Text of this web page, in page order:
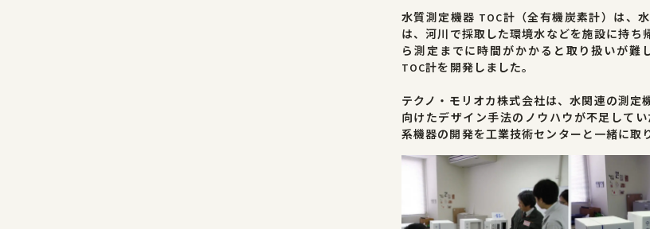
水質測定機器 TOC計（全有機炭素計）は、
は、河川で採取した環境水などを施設に持
ら測定までに時間がかかると取り扱いが
TOC計を開発しました。
テクノ・モリオカ株式会社は、水関連の測
向けたデザイン手法のノウハウが不足して
系機器の開発を工業技術センターと一緒に取